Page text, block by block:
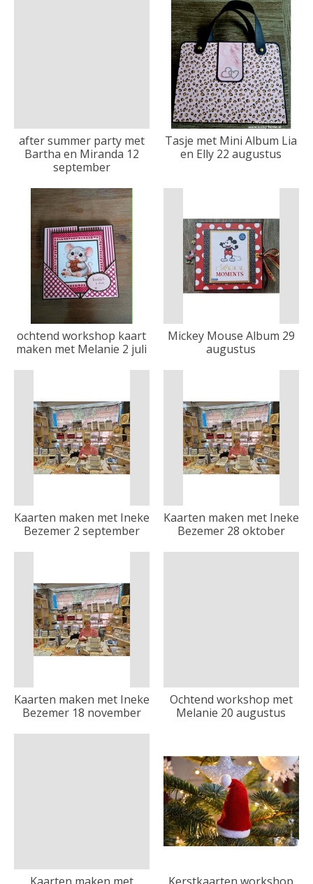
after summer party met
Bartha en Miranda 12
september
Tasje met Mini Album Lia
en Elly 22 augustus
ochtend workshop kaart
maken met Melanie 2 juli
Mickey Mouse Album 29
augustus
Kaarten maken met Ineke
Bezemer 2 september
Kaarten maken met Ineke
Bezemer 28 oktober
Kaarten maken met Ineke
Bezemer 18 november
Ochtend workshop met
Melanie 20 augustus